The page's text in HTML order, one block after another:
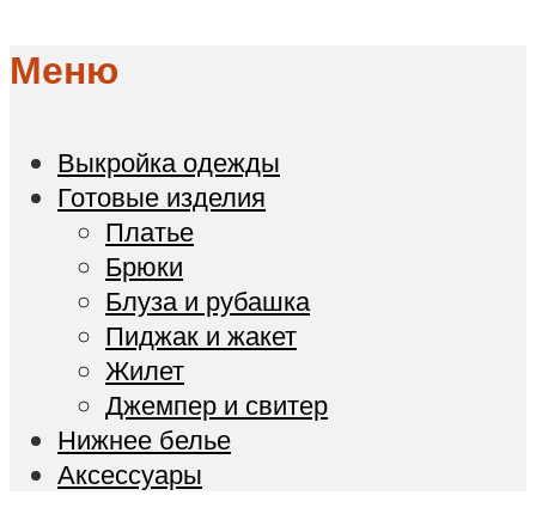
Меню
Выкройка одежды
Готовые изделия
Платье
Брюки
Блуза и рубашка
Пиджак и жакет
Жилет
Джемпер и свитер
Нижнее белье
Аксессуары